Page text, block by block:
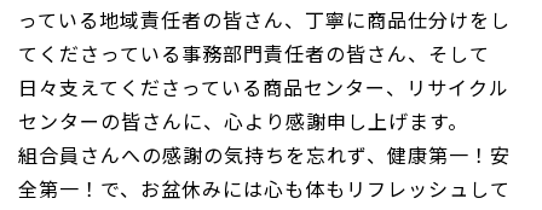
っている地域責任者の皆さん、丁寧に商品仕分けをし
てくださっている事務部門責任者の皆さん、そして
日々支えてくださっている商品センター、リサイクル
センターの皆さんに、心より感謝申し上げます。
組合員さんへの感謝の気持ちを忘れず、健康第一！安
全第一！で、お盆休みには心も体もリフレッシュして